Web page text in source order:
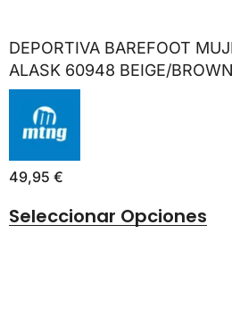
DEPORTIVA BAREFOOT
ALASK 60948 BEIGE/BROWN
49,95 €
Seleccionar Opciones